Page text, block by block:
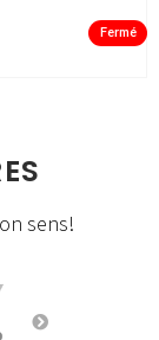
Fermé
sens!